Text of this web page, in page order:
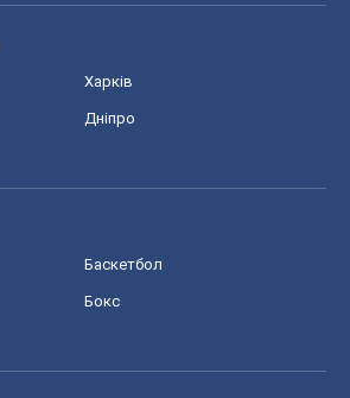
Харків
Дніпро
Баскетбол
Бокс